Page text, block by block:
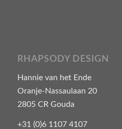
RHAPSODY DESIGN
Hannie van het Ende
Oranje-Nassaulaan 20
2805 CR Gouda
+31 (0)6 1107 4107